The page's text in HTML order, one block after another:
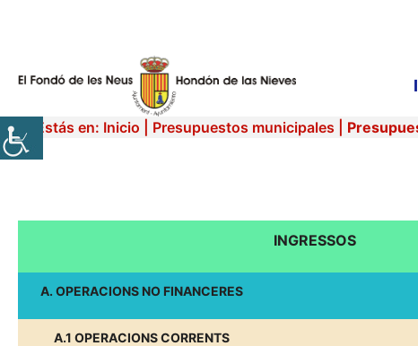
Estás en: Inicio Presupuestos municipales
INGRESSOS
A. OPERACIONS NO FINANCERES
A.1 OPERACIONS CORRENTS